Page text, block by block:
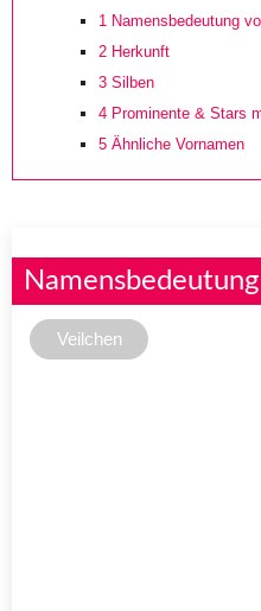
1 Namensbedeutung
2 Herkunft
3 Silben
4 Prominente & Stars
5 Ähnliche Vornamen
Veilchen